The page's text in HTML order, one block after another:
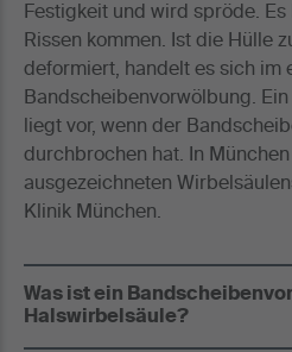
Festigkeit und wird spröde.
Rissen kommen. Ist die Hülle
deformiert, handelt es sich im
Bandscheibenvorwölbung.
liegt vor, wenn der
durchbrochen hat. In
ausgezeichneten
Klinik München.
Was ist ein
Halswirbelsäule?